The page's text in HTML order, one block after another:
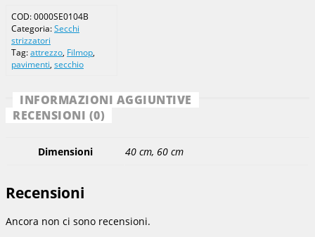
plastica
rosso
lt.4
con
manico
COD:0000SE0104B
Categoria:Secchi
strizzatori
Tag:attrezzo, Filmop,
pavimenti, secchio
INFORMAZIONI AGGIUNTIVE
RECENSIONI (0)
Dimensioni 40 cm, 60 cm
Recensioni
Ancora non ci sono recensioni.